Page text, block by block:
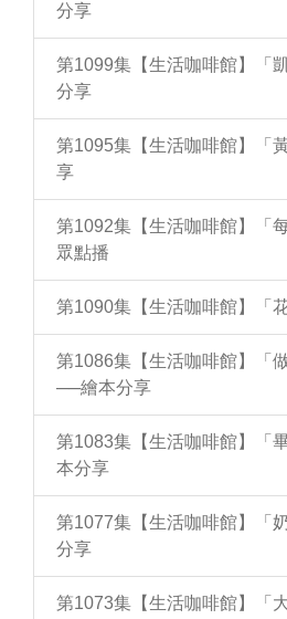
分享
第1099集【生活咖啡館】「
分享
第1095集【生活咖啡館】「
享
第1092集【生活咖啡館】「
眾點播
第1090集【生活咖啡館】「
第1086集【生活咖啡館】「
──繪本分享
第1083集【生活咖啡館】「
本分享
第1077集【生活咖啡館】「
分享
第1073集【生活咖啡館】「